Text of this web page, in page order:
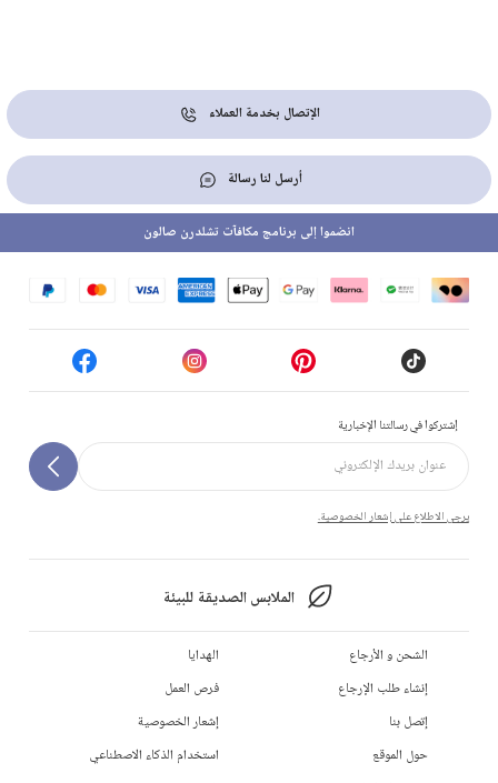
الإتصال بخدمة العملاء
أرسل لنا رسالة
إشتركوا في رسالتنا الإخبارية
يرجى الاطلاع على إشعار الخصوصية.
الملابس الصديقة للبيئة
انضموا إلى برنامج مكافآت تشلدرن صالون
الشحن و الأرجاع
إنشاء طلب الإرجاع
إتصل بنا
حول الموقع
الهدايا
فرص العمل
إشعار الخصوصية
استخدام الذكاء الاصطناعي